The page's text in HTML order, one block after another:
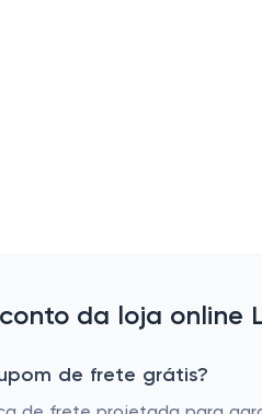
da loja online
de frete grátis?